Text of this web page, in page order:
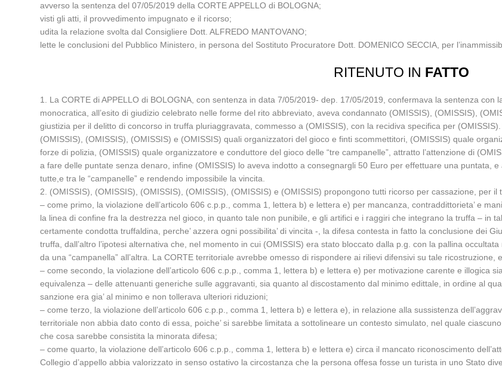
avverso la sentenza del 07/05/2019 della CORTE APPELLO di BOLOGNA;
visti gli atti, il provvedimento impugnato e il ricorso;
udita la relazione svolta dal Consigliere Dott. ALFREDO MANTOVANO;
lette le conclusioni del Pubblico Ministero, in persona del Sostituto Procuratore Dott. DOMENICO SECCIA, per
RITENUTO IN FATTO
1. La CORTE di APPELLO di BOLOGNA, con sentenza in data 7/05/2019- dep. 17/05/2019, confermava la sentenza con
monocratica, all’esito di giudizio celebrato nelle forme del rito abbreviato, aveva condannato (OMISSIS), (OMISSIS),
giustizia per il delitto di concorso in truffa pluriaggravata, commesso a (OMISSIS), con la recidiva specifica per
(OMISSIS), (OMISSIS), (OMISSIS) e (OMISSIS) quali organizzatori del gioco e finti scommettitori, (OMISSIS) quale
forze di polizia, (OMISSIS) quale organizzatore e conduttore del gioco delle “tre campanelle”, attratto l’attenzione di
a fare delle puntate senza denaro, infine (OMISSIS) lo aveva indotto a consegnargli 50 Euro per effettuare una puntata,
tutte,e tra le “campanelle” e rendendo impossibile la vincita.
2. (OMISSIS), (OMISSIS), (OMISSIS), (OMISSIS), (OMISSIS) e (OMISSIS) propongono tutti ricorso per cassazione, per
– come primo, la violazione dell’articolo 606 c.p.p., comma 1, lettera b) e lettera e) per mancanza, contraddittorieta’ e
la linea di confine fra la destrezza nel gioco, in quanto tale non punibile, e gli artifici e i raggiri che integrano la truffa – in
certamente condotta truffaldina, perche’ azzera ogni possibilita’ di vincita -, la difesa contesta in fatto la conclusione dei
truffa, dall’altro l’ipotesi alternativa che, nel momento in cui (OMISSIS) era stato bloccato dalla p.g. con la pallina
da una “campanella” all’altra. La CORTE territoriale avrebbe omesso di rispondere ai rilievi difensivi su tale
– come secondo, la violazione dell’articolo 606 c.p.p., comma 1, lettera b) e lettera e) per motivazione carente e illogica
equivalenza – delle attenuanti generiche sulle aggravanti, sia quanto al discostamento dal minimo edittale, in ordine al
sanzione era gia’ al minimo e non tollerava ulteriori riduzioni;
– come terzo, la violazione dell’articolo 606 c.p.p., comma 1, lettera b) e lettera e), in relazione alla sussistenza
territoriale non abbia dato conto di essa, poiche’ si sarebbe limitata a sottolineare un contesto simulato, nel quale
che cosa sarebbe consistita la minorata difesa;
– come quarto, la violazione dell’articolo 606 c.p.p., comma 1, lettera b) e lettera e) circa il mancato riconoscimento
Collegio d’appello abbia valorizzato in senso ostativo la circostanza che la persona offesa fosse un turista in uno Stato